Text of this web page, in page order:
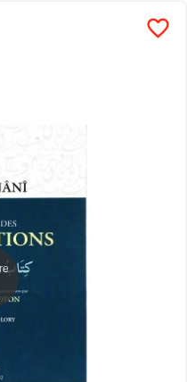
favorite_border